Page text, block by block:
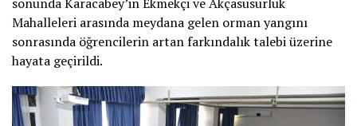
Mahalleleri arasında meydana gelen orman yangını
sonrasında öğrencilerin artan farkındalık talebi üzerine
hayata geçirildi.